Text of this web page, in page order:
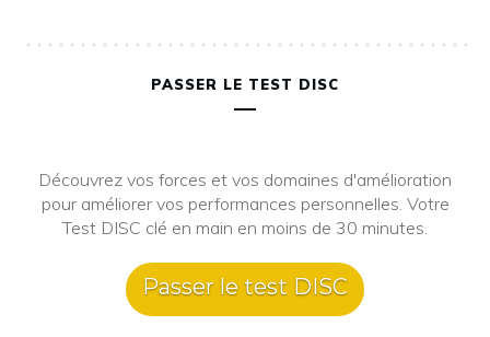
PASSER LE TEST DISC
Découvrez vos forces et vos domaines d'amélioration
pour améliorer vos performances personnelles. Votre
Test DISC clé en main en moins de 30 minutes.
Passer le test DISC